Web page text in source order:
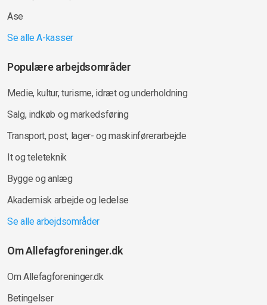
Ase
Se alle A-kasser
Populære arbejdsområder
Medie, kultur, turisme, idræt og underholdning
Salg, indkøb og markedsføring
Transport, post, lager- og maskinførerarbejde
It og teleteknik
Bygge og anlæg
Akademisk arbejde og ledelse
Se alle arbejdsområder
Om Allefagforeninger.dk
Om Allefagforeninger.dk
Betingelser